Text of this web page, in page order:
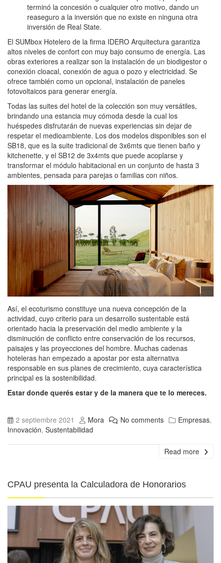
terminó la concesión o cualquier otro motivo, dando un
reaseguro a la inversión que no existe en ninguna otra
inversión de Real State.
El SUMbox Hotelero de la firma IDERO Arquitectura garantiza
altos niveles de confort con muy bajo consumo de energía. Las
obras exteriores a realizar son la instalación de un biodigestor o
conexión cloacal, conexión de agua o pozo y electricidad. Se
ofrece también como un opcional, instalación de paneles
fotovoltaicos para generar energía.
Todas las suites del hotel de la colección son muy versátiles,
brindando una estancia muy cómoda desde la cual los
huéspedes disfrutarán de nuevas experiencias sin dejar de
respetar el medioambiente. Los dos modelos disponibles son el
SB18, que es la suite tradicional de 3x6mts que tienen baño y
kitchenette, y el SB12 de 3x4mts que puede acoplarse y
transformar el módulo habitacional en un conjunto de hasta 3
ambientes, pensada para parejas o familias con niños.
Así, el ecoturismo constituye una nueva concepción de la
actividad, cuyo criterio para un desarrollo sustentable está
orientado hacia la preservación del medio ambiente y la
disminución de conflicto entre conservación de los recursos,
paisajes y las proyecciones del hombre. Muchas cadenas
hoteleras han empezado a apostar por esta alternativa
responsable en sus planes de crecimiento, cuya característica
principal es la sostenibilidad.
Estar donde querés estar y de la manera que te lo mereces.
2 septiembre 2021 Mora No comments Empresas,
Innovación, Sustentabilidad
Read more
CPAU presenta la Calculadora de Honorarios